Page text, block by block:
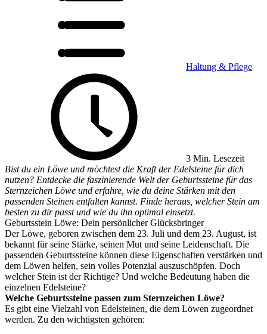
Haltung & Pflege
3 Min. Lesezeit
Bist du ein Löwe und möchtest die Kraft der Edelsteine für dich
nutzen? Entdecke die faszinierende Welt der Geburtssteine für das
Sternzeichen Löwe und erfahre, wie du deine Stärken mit den
passenden Steinen entfalten kannst. Finde heraus, welcher Stein am
besten zu dir passt und wie du ihn optimal einsetzt.
Geburtsstein Löwe: Dein persönlicher Glücksbringer
Der Löwe, geboren zwischen dem 23. Juli und dem 23. August, ist
bekannt für seine Stärke, seinen Mut und seine Leidenschaft. Die
passenden Geburtssteine können diese Eigenschaften verstärken und
dem Löwen helfen, sein volles Potenzial auszuschöpfen. Doch
welcher Stein ist der Richtige? Und welche Bedeutung haben die
einzelnen Edelsteine?
Welche Geburtssteine passen zum Sternzeichen Löwe?
Es gibt eine Vielzahl von Edelsteinen, die dem Löwen zugeordnet
werden. Zu den wichtigsten gehören: